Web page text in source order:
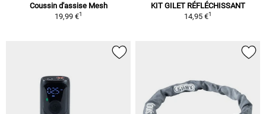
Coussin d'assise Mesh
19,99 €1
KIT GILET RÉFLÉCHISSANT
14,95 €1